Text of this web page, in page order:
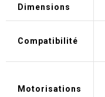
Dimensions
Compatibilité
Motorisations